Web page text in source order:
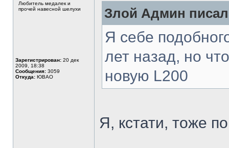
Любитель медалек и
прочей навесной шелухи
Зарегистрирован: 20 дек
2009, 18:38
Сообщения: 3059
Откуда: ЮВАО
Злой Админ
Я себе
лет назад, но
новую L200
Я, кстати, тоже